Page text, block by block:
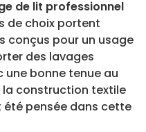
de lit professionnel
de choix portent
conçus pour un usage
des lavages
une bonne tenue au
la construction textile
été pensée dans cette